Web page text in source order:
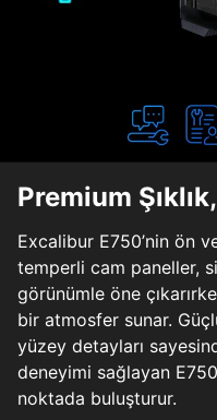
Premium
Excalibur E750’nin ön
temperli cam paneller,
görünümle öne
bir atmosfer sunar.
yüzey detayları
deneyimi sağlayan
noktada buluşturur.